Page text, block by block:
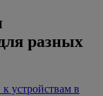
разных
устройствам в